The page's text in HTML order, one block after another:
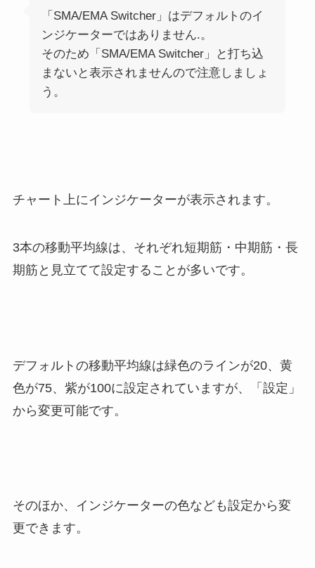
「SMA/EMA Switcher」はデフォルトのイ
ンジケーターではありません.。
そのため「SMA/EMA Switcher」と打ち込
まないと表示されませんので注意しましょ
う。
チャート上にインジケーターが表示されます。
3本の移動平均線は、それぞれ短期筋・中期筋・長
期筋と見立てて設定することが多いです。
デフォルトの移動平均線は緑色のラインが20、黄
色が75、紫が100に設定されていますが、「設定」
から変更可能です。
そのほか、インジケーターの色なども設定から変
更できます。